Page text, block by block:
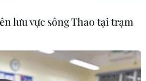
lưu vực sông Thao tại trạm